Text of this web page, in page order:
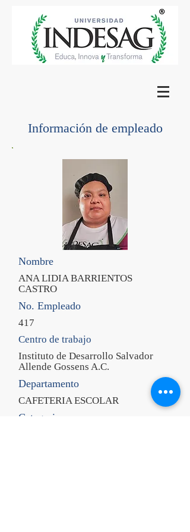
Información de empleado
Nombre
ANA LIDIA BARRIENTOS
CASTRO
No. Empleado
417
Centro de trabajo
Instituto de Desarrollo Salvador
Allende Gossens A.C.
Departamento
CAFETERIA ESCOLAR
Categoria